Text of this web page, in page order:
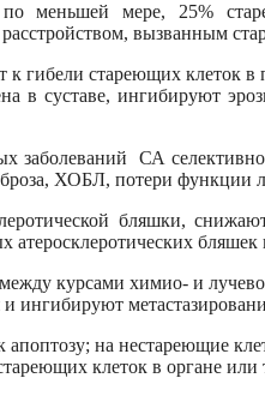
меньшей мере, 25%
вызванным
гибели стареющих клеток в
в суставе, ингибируют
заболеваний СА
ХОБЛ, потери функции
бляшки,
атеросклеротических бляшек
курсами химио- и
ингибируют
на нестареющие
клеток в органе или